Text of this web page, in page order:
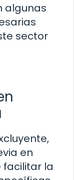
algunas
sector
en
facilitar la